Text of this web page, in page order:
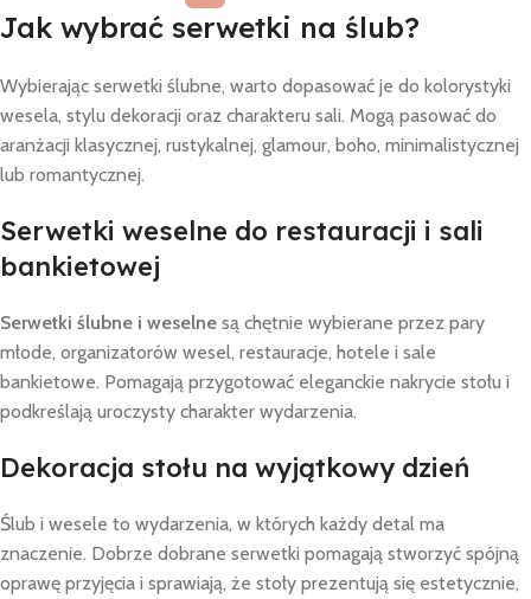
Jak wybrać serwetki na ślub?
Wybierając serwetki ślubne, warto dopasować je do kolorystyki
wesela, stylu dekoracji oraz charakteru sali. Mogą pasować do
aranżacji klasycznej, rustykalnej, glamour, boho, minimalistycznej
lub romantycznej.
Serwetki weselne do restauracji i sali
bankietowej
Serwetki ślubne i weselne są chętnie wybierane przez pary
młode, organizatorów wesel, restauracje, hotele i sale
bankietowe. Pomagają przygotować eleganckie nakrycie stołu i
podkreślają uroczysty charakter wydarzenia.
Dekoracja stołu na wyjątkowy dzień
Ślub i wesele to wydarzenia, w których każdy detal ma
znaczenie. Dobrze dobrane serwetki pomagają stworzyć spójną
oprawę przyjęcia i sprawiają, że stoły prezentują się estetycznie,